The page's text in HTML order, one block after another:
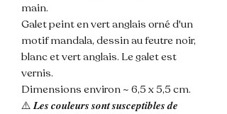
main.
Galet peint en vert anglais orné d'un
motif mandala, dessin au feutre noir,
blanc et vert anglais. Le galet est
vernis.
Dimensions environ ~ 6,5 x 5,5 cm.
⚠️ 𝑳𝒆𝒔 𝒄𝒐𝒖𝒍𝒆𝒖𝒓𝒔 𝒔𝒐𝒏𝒕 𝒔𝒖𝒔𝒄𝒆𝒑𝒕𝒊𝒃𝒍𝒆𝒔 𝒅𝒆